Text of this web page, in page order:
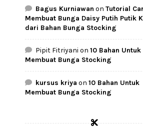
Bagus Kurniawan onTutorial
Membuat Bunga Daisy Putih Putik
dari Bahan Bunga Stocking
Pipit Fitriyani on10 Bahan Untuk
Membuat Bunga Stocking
kursus kriya on10 Bahan Untuk
Membuat Bunga Stocking